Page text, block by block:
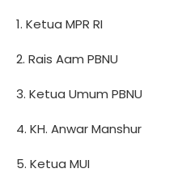
1. Ketua MPR RI
2. Rais Aam PBNU
3. ⁠Ketua Umum PBNU
4. ⁠KH. Anwar Manshur
5. ⁠Ketua MUI